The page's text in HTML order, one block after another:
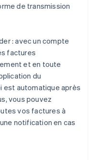
de transmission
: avec un compte
factures
et en toute
du
est automatique après
vous pouvez
vos factures à
notification en cas